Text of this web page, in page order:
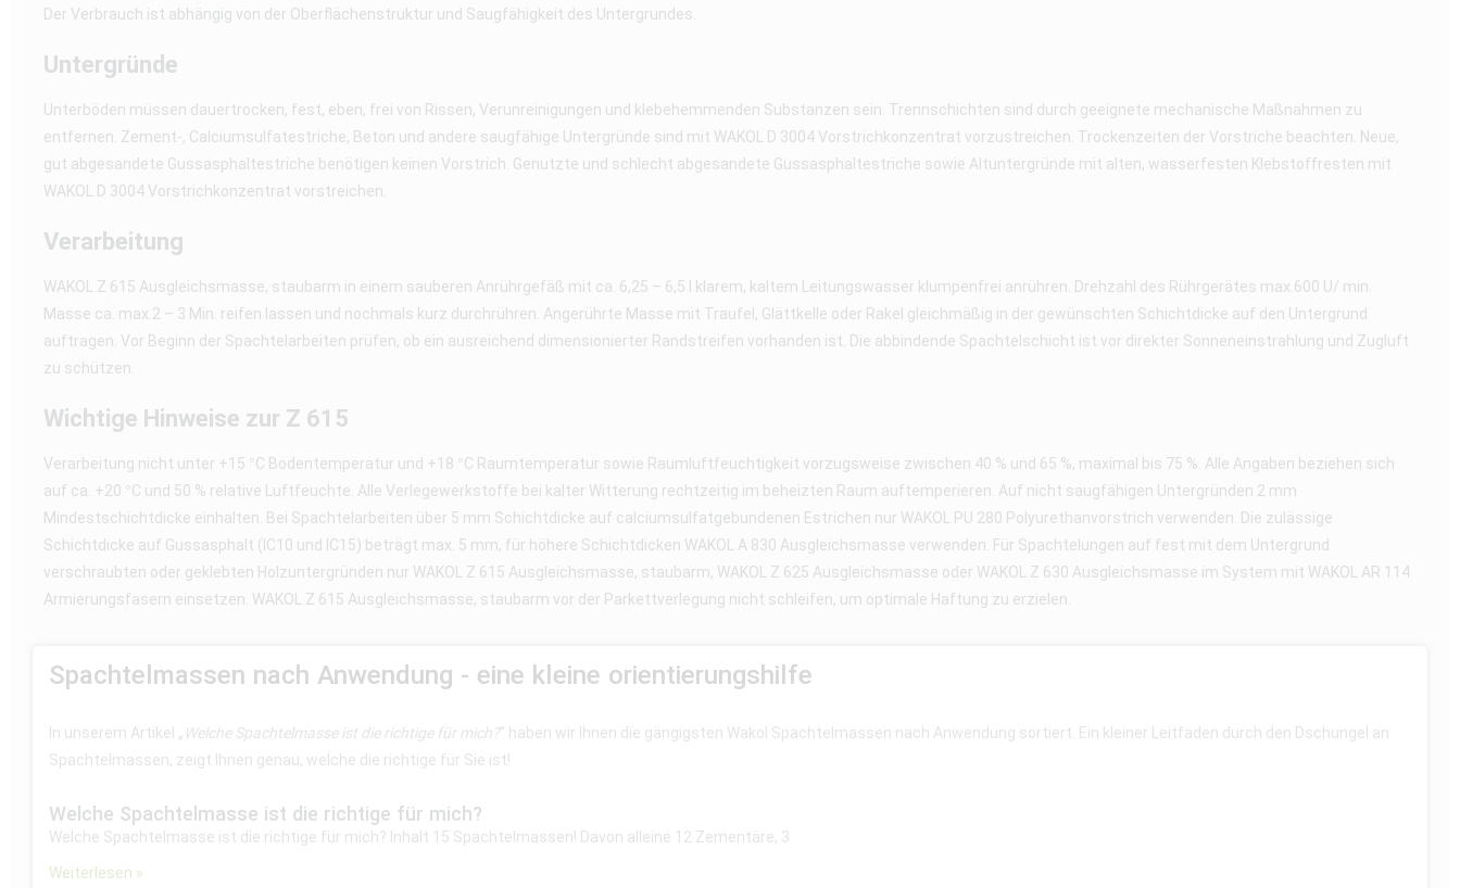
Der Verbrauch ist abhängig von der Oberflächenstruktur und Saugfähigkeit des Untergrundes.
Untergründe
Unterböden müssen dauertrocken, fest, eben, frei von Rissen, Verunreinigungen und klebehemmenden Substanzen sein. Trennschichten sind durch geeignete mechanische Maßnahmen zu
entfernen. Zement-, Calciumsulfatestriche, Beton und andere saugfähige Untergründe sind mit WAKOL D 3004 Vorstrichkonzentrat vorzustreichen. Trockenzeiten der Vorstriche beachten. Neue,
gut abgesandete Gussasphaltestriche benötigen keinen Vorstrich. Genutzte und schlecht abgesandete Gussasphaltestriche sowie Altuntergründe mit alten, wasserfesten Klebstoffresten mit
WAKOL D 3004 Vorstrichkonzentrat vorstreichen.
Verarbeitung
WAKOL Z 615 Ausgleichsmasse, staubarm in einem sauberen Anrührgefäß mit ca. 6,25 – 6,5 l klarem, kaltem Leitungswasser klumpenfrei anrühren. Drehzahl des Rührgerätes max.600 U/ min.
Masse ca. max.2 – 3 Min. reifen lassen und nochmals kurz durchrühren. Angerührte Masse mit Traufel, Glättkelle oder Rakel gleichmäßig in der gewünschten Schichtdicke auf den Untergrund
auftragen. Vor Beginn der Spachtelarbeiten prüfen, ob ein ausreichend dimensionierter Randstreifen vorhanden ist. Die abbindende Spachtelschicht ist vor direkter Sonneneinstrahlung und Zugluft
zu schützen.
Wichtige Hinweise zur Z 615
Verarbeitung nicht unter +15 °C Bodentemperatur und +18 °C Raumtemperatur sowie Raumluftfeuchtigkeit vorzugsweise zwischen 40 % und 65 %, maximal bis 75 %. Alle Angaben beziehen sich
auf ca. +20 °C und 50 % relative Luftfeuchte. Alle Verlegewerkstoffe bei kalter Witterung rechtzeitig im beheizten Raum auftemperieren. Auf nicht saugfähigen Untergründen 2 mm
Mindestschichtdicke einhalten. Bei Spachtelarbeiten über 5 mm Schichtdicke auf calciumsulfatgebundenen Estrichen nur WAKOL PU 280 Polyurethanvorstrich verwenden. Die zulässige
Schichtdicke auf Gussasphalt (IC10 und IC15) beträgt max. 5 mm, für höhere Schichtdicken WAKOL A 830 Ausgleichsmasse verwenden. Für Spachtelungen auf fest mit dem Untergrund
verschraubten oder geklebten Holzuntergründen nur WAKOL Z 615 Ausgleichsmasse, staubarm, WAKOL Z 625 Ausgleichsmasse oder WAKOL Z 630 Ausgleichsmasse im System mit WAKOL AR 114
Armierungsfasern einsetzen. WAKOL Z 615 Ausgleichsmasse, staubarm vor der Parkettverlegung nicht schleifen, um optimale Haftung zu erzielen.
Spachtelmassen nach Anwendung - eine kleine orientierungshilfe
In unserem Artikel „ Welche Spachtelmasse ist die richtige für mich?“ haben wir Ihnen die gängigsten Wakol Spachtelmassen nach Anwendung sortiert. Ein kleiner Leitfaden durch den Dschungel an
Spachtelmassen, zeigt Ihnen genau, welche die richtige für Sie ist!
Welche Spachtelmasse ist die richtige für mich?
Welche Spachtelmasse ist die richtige für mich? Inhalt 15 Spachtelmassen! Davon alleine 12 Zementäre, 3
Weiterlesen »